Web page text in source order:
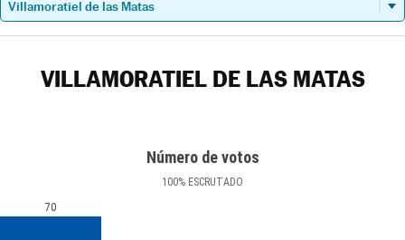
VILLAMORATIEL DE LAS MATAS
Número de votos
100% ESCRUTADO
70